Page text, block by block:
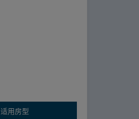
适用房型